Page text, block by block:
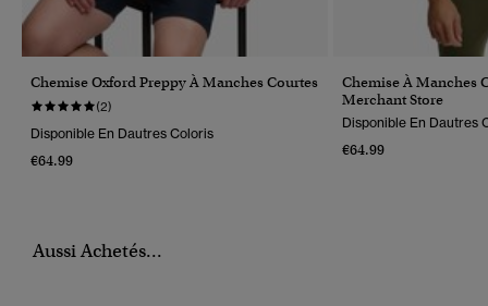
Chemise Oxford Preppy À Manches Courtes
(2)
Disponible En Dautres Coloris
€64.99
Chemise À Manches
Merchant Store
Disponible En Dautres
€64.99
Aussi Achetés...